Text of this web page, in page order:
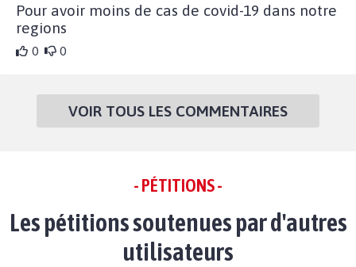
Pour avoir moins de cas de covid-19 dans notre
regions
0 0
VOIR TOUS LES COMMENTAIRES
- PÉTITIONS -
Les pétitions soutenues par d'autres
utilisateurs